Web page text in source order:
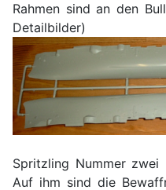
Rahmen sind an den
Detailbilder)
Spritzling Nummer zwei
Auf ihm sind die